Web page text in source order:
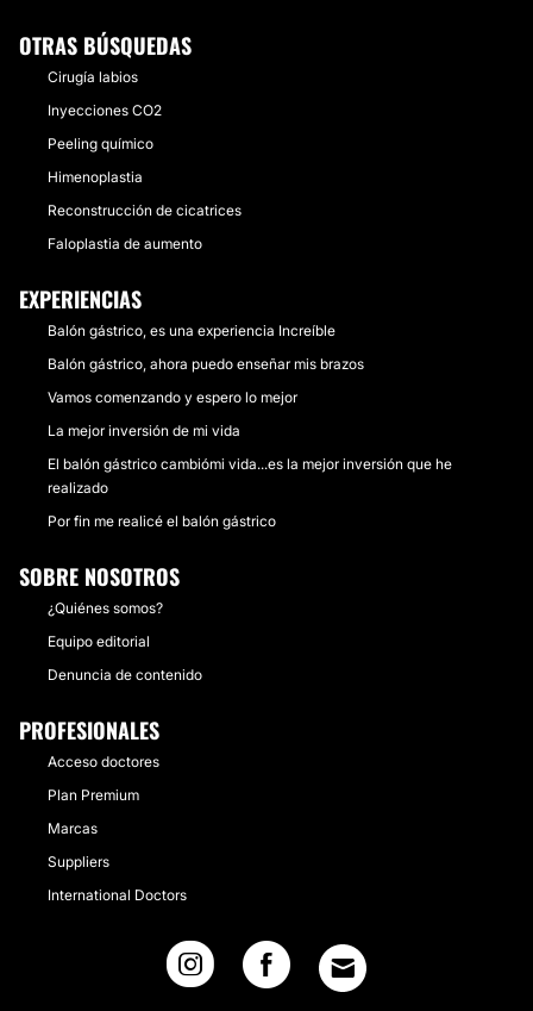
OTRAS BÚSQUEDAS
Cirugía labios
Inyecciones CO2
Peeling químico
Himenoplastia
Reconstrucción de cicatrices
Faloplastia de aumento
EXPERIENCIAS
Balón gástrico, es una experiencia Increíble
Balón gástrico, ahora puedo enseñar mis brazos
Vamos comenzando y espero lo mejor
La mejor inversión de mi vida
El balón gástrico cambiómi vida...es la mejor inversión que he
realizado
Por fin me realicé el balón gástrico
SOBRE NOSOTROS
¿Quiénes somos?
Equipo editorial
Denuncia de contenido
PROFESIONALES
Acceso doctores
Plan Premium
Marcas
Suppliers
International Doctors